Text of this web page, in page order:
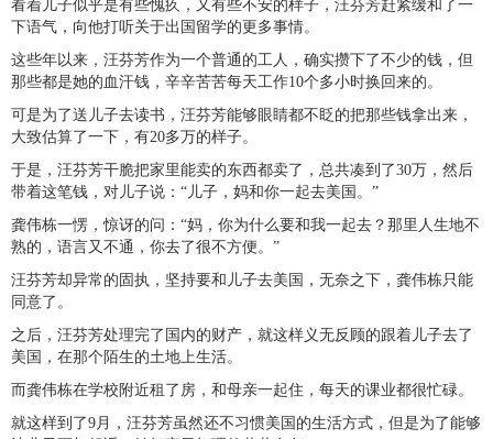
看着儿子似乎是有些愧疚，又有些不安的样子，汪芬芳赶紧缓和了一
下语气，向他打听关于出国留学的更多事情。
这些年以来，汪芬芳作为一个普通的工人，确实攒下了不少的钱，但
那些都是她的血汗钱，辛辛苦苦每天工作10个多小时换回来的。
可是为了送儿子去读书，汪芬芳能够眼睛都不眨的把那些钱拿出来，
大致估算了一下，有20多万的样子。
于是，汪芬芳干脆把家里能卖的东西都卖了，总共凑到了30万，然后
带着这笔钱，对儿子说：“儿子，妈和你一起去美国。”
龚伟栋一愣，惊讶的问：“妈，你为什么要和我一起去？那里人生地不
熟的，语言又不通，你去了很不方便。”
汪芬芳却异常的固执，坚持要和儿子去美国，无奈之下，龚伟栋只能
同意了。
之后，汪芬芳处理完了国内的财产，就这样义无反顾的跟着儿子去了
美国，在那个陌生的土地上生活。
而龚伟栋在学校附近租了房，和母亲一起住，每天的课业都很忙碌。
就这样到了9月，汪芬芳虽然还不习惯美国的生活方式，但是为了能够